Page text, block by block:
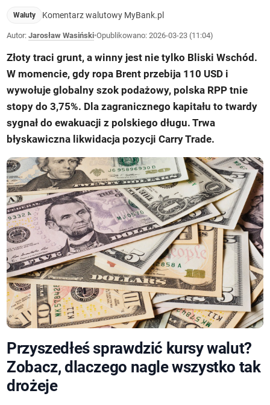
Waluty Komentarz walutowy MyBank.pl
Autor:Jarosław Wasiński•Opublikowano:2026-03-23 (11:04)
Złoty traci grunt, a winny jest nie tylko Bliski Wschód.
W momencie, gdy ropa Brent przebija 110 USD i
wywołuje globalny szok podażowy, polska RPP tnie
stopy do 3,75%. Dla zagranicznego kapitału to twardy
sygnał do ewakuacji z polskiego długu. Trwa
błyskawiczna likwidacja pozycji Carry Trade.
Przyszedłeś sprawdzić kursy walut?
Zobacz, dlaczego nagle wszystko tak
drożeje